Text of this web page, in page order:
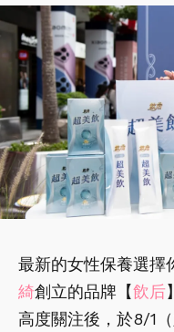
最新的女性保養選擇
綺創立的品牌【飲后
高度關注後，於8/1（